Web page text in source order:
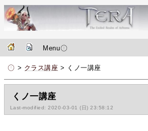
Menu
> クラス講座 > くノ一講座
くノ一講座
Last-modified: 2020-03-01 (日) 23:58:12